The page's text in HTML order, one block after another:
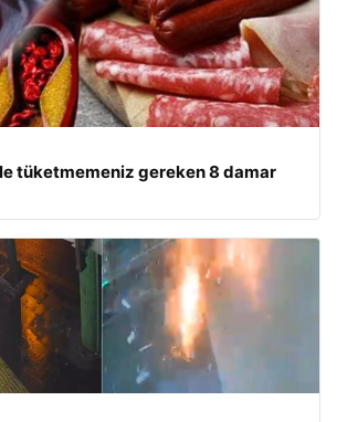
tüketmemeniz gereken 8 damar